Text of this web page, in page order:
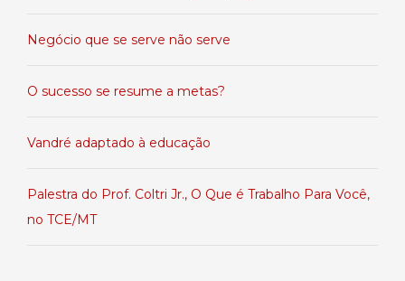
Negócio que se serve não serve
O sucesso se resume a metas?
Vandré adaptado à educação
Palestra do Prof. Coltri Jr., O Que é Trabalho Para Você,
no TCE/MT